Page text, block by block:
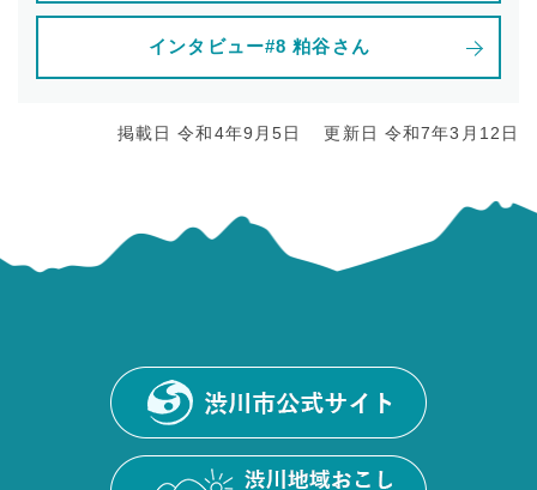
インタビュー#8 粕谷さん
掲載日 令和4年9月5日 更新日 令和7年3月12日